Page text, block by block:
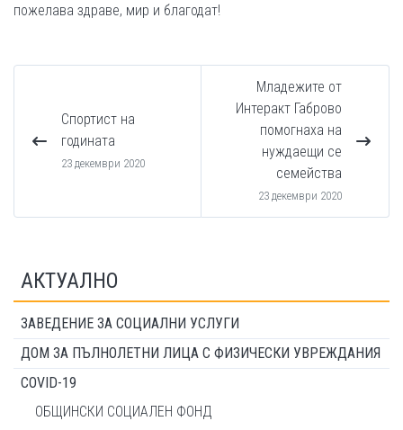
пожелава здраве, мир и благодат!
Спортист на
годината
23 декември 2020
Младежите от
Интеракт Габрово
помогнаха на
нуждаещи се
семейства
23 декември 2020
АКТУАЛНО
ЗАВЕДЕНИЕ ЗА СОЦИАЛНИ УСЛУГИ
ДОМ ЗА ПЪЛНОЛЕТНИ ЛИЦА С ФИЗИЧЕСКИ УВРЕЖДАНИЯ
COVID-19
ОБЩИНСКИ СОЦИАЛЕН ФОНД